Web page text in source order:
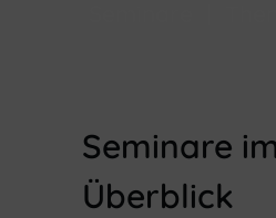
Seminare
Überblick